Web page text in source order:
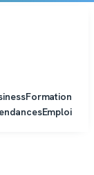
Formation
Emploi